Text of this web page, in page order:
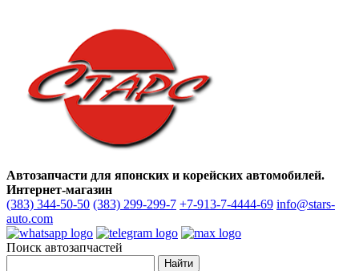
Автозапчасти для японских и корейских автомобилей.
Интернет-магазин
(383) 344-50-50 (383) 299-299-7 +7-913-7-4444-69 info@stars-
auto.com
Поиск автозапчастей